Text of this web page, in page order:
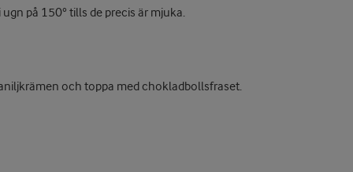
på 150° tills de precis är mjuka.
och toppa med chokladbollsfraset.